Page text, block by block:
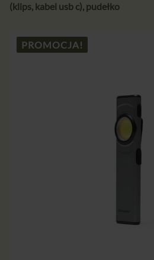
(klips, kabel usb c), pudełko
PROMOCJA!